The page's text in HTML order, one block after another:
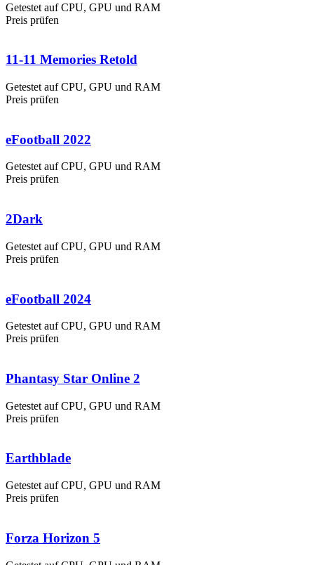
Getestet auf CPU, GPU und RAM
Preis prüfen
11-11 Memories Retold
Getestet auf CPU, GPU und RAM
Preis prüfen
eFootball 2022
Getestet auf CPU, GPU und RAM
Preis prüfen
2Dark
Getestet auf CPU, GPU und RAM
Preis prüfen
eFootball 2024
Getestet auf CPU, GPU und RAM
Preis prüfen
Phantasy Star Online 2
Getestet auf CPU, GPU und RAM
Preis prüfen
Earthblade
Getestet auf CPU, GPU und RAM
Preis prüfen
Forza Horizon 5